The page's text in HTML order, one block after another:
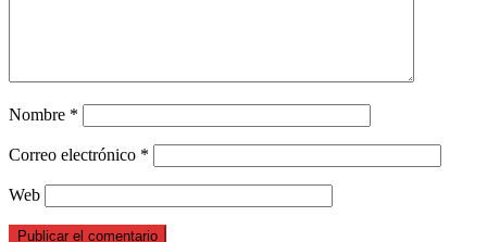
Nombre *
Correo electrónico *
Web